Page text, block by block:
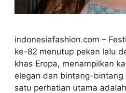
indonesiafashion.com –
ke-82 menutup pekan lalu
khas Eropa, menampilkan
elegan dan bintang-bintang
satu perhatian utama